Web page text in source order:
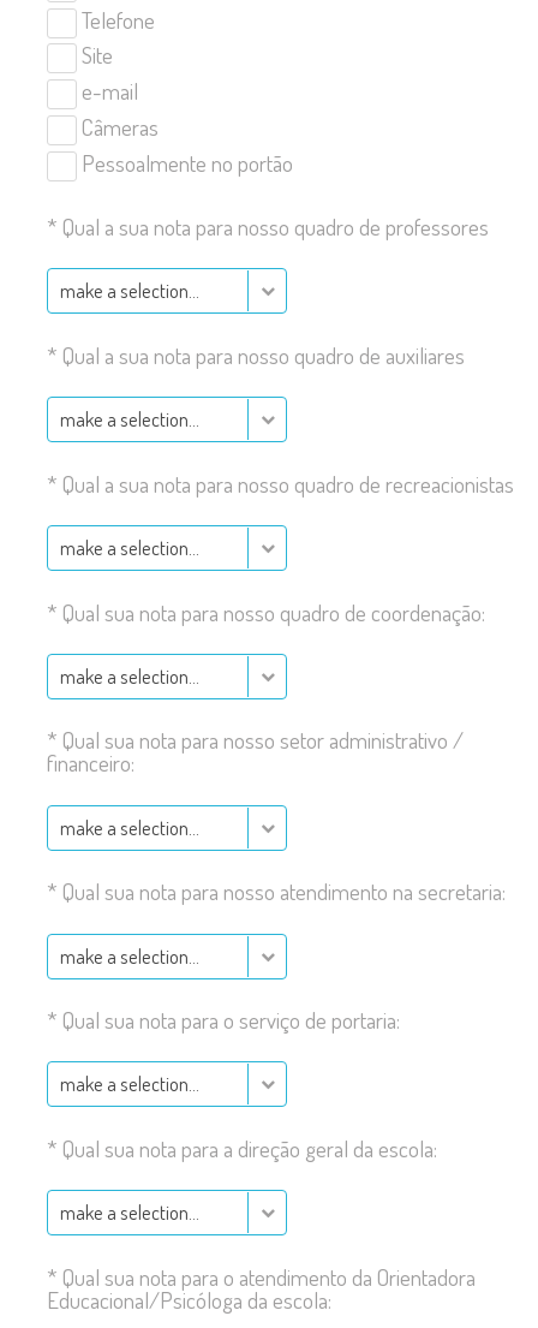
Telefone
Site
e-mail
Câmeras
Pessoalmente no portão
* Qual a sua nota para nosso quadro de professores
make a selection…
* Qual a sua nota para nosso quadro de auxiliares
make a selection…
* Qual a sua nota para nosso quadro de recreacionistas
make a selection…
* Qual sua nota para nosso quadro de coordenação:
make a selection…
* Qual sua nota para nosso setor administrativo /
financeiro:
make a selection…
* Qual sua nota para nosso atendimento na secretaria:
make a selection…
* Qual sua nota para o serviço de portaria:
make a selection…
* Qual sua nota para a direção geral da escola:
make a selection…
* Qual sua nota para o atendimento da Orientadora
Educacional/Psicóloga da escola: